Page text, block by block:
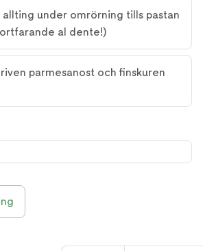
under omrörning tills pastan
al dente!)
parmesanost och finskuren